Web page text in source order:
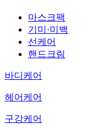
마스크팩
기미·미백
선케어
핸드크림
바디케어
헤어케어
구강케어